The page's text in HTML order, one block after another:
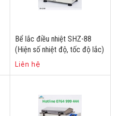
Bể lắc điều nhiệt SHZ-88
(Hiện số nhiệt độ, tốc độ lắc)
Liên hệ